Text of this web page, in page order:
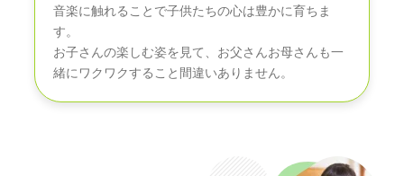
音楽に触れることで子供たちの心は豊かに育ちま
す。
お子さんの楽しむ姿を見て、お父さんお母さんも一
緒にワクワクすること間違いありません。